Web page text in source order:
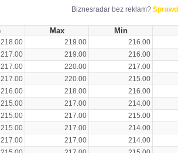
Biznesradar bez reklam?
Max Min
218.00 219.00
216.00
217.00 219.00
216.00
217.00 220.00
217.00
217.00 220.00
215.00
216.00 218.00
216.00
215.00 217.00
214.00
215.00 217.00
215.00
215.00 217.00
214.00
217.00 217.00
214.00